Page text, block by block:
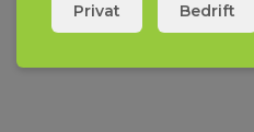
Privat Bedrift